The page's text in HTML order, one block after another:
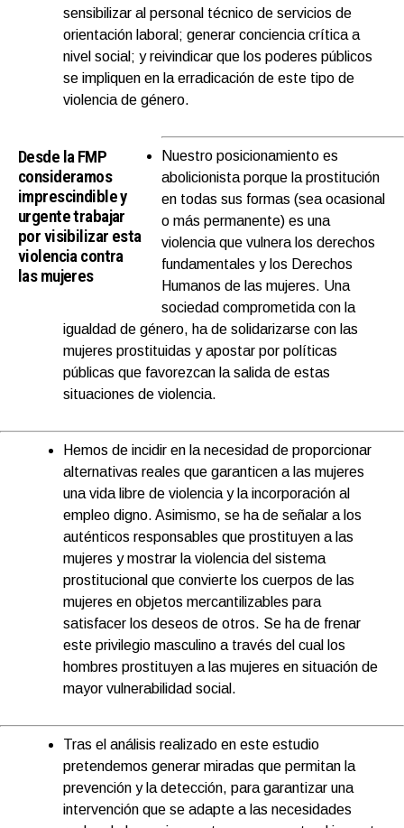
sensibilizar al personal técnico de servicios de
orientación laboral; generar conciencia crítica a
nivel social; y reivindicar que los poderes públicos
se impliquen en la erradicación de este tipo de
violencia de género.
Desde la FMP
consideramos
imprescindible y
urgente trabajar
por visibilizar esta
violencia contra
las mujeres
Nuestro posicionamiento es
abolicionista porque la prostitución
en todas sus formas (sea ocasional
o más permanente) es una
violencia que vulnera los derechos
fundamentales y los Derechos
Humanos de las mujeres. Una
sociedad comprometida con la
igualdad de género, ha de solidarizarse con las
mujeres prostituidas y apostar por políticas
públicas que favorezcan la salida de estas
situaciones de violencia.
Hemos de incidir en la necesidad de proporcionar
alternativas reales que garanticen a las mujeres
una vida libre de violencia y la incorporación al
empleo digno. Asimismo, se ha de señalar a los
auténticos responsables que prostituyen a las
mujeres y mostrar la violencia del sistema
prostitucional que convierte los cuerpos de las
mujeres en objetos mercantilizables para
satisfacer los deseos de otros. Se ha de frenar
este privilegio masculino a través del cual los
hombres prostituyen a las mujeres en situación de
mayor vulnerabilidad social.
Tras el análisis realizado en este estudio
pretendemos generar miradas que permitan la
prevención y la detección, para garantizar una
intervención que se adapte a las necesidades